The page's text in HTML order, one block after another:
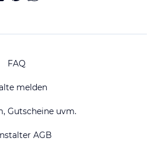
FAQ
melden
Gutscheine uvm.
AGB